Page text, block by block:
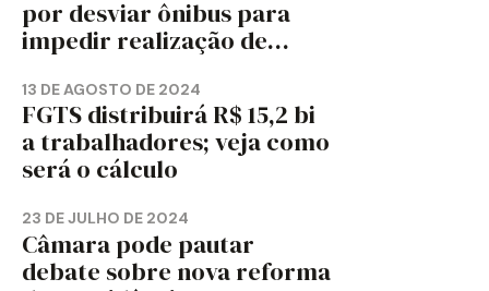
por desviar ônibus para
impedir realização de
13 DE AGOSTO DE 2024
FGTS distribuirá R$ 15,2 bi
a trabalhadores; veja como
será o cálculo
23 DE JULHO DE 2024
Câmara pode pautar
debate sobre nova reforma